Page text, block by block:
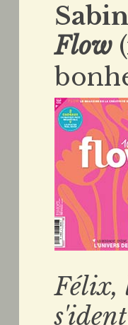
Flow
Félix,